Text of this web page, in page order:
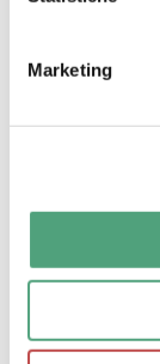
Marketing